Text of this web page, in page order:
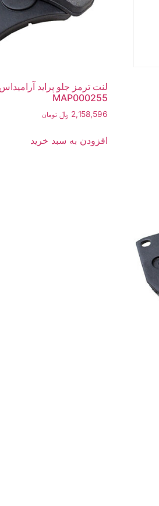
لنت ترمز جلو پراید
MAP000255
2,158,596 ﷼ تومان
افزودن به سبد خرید